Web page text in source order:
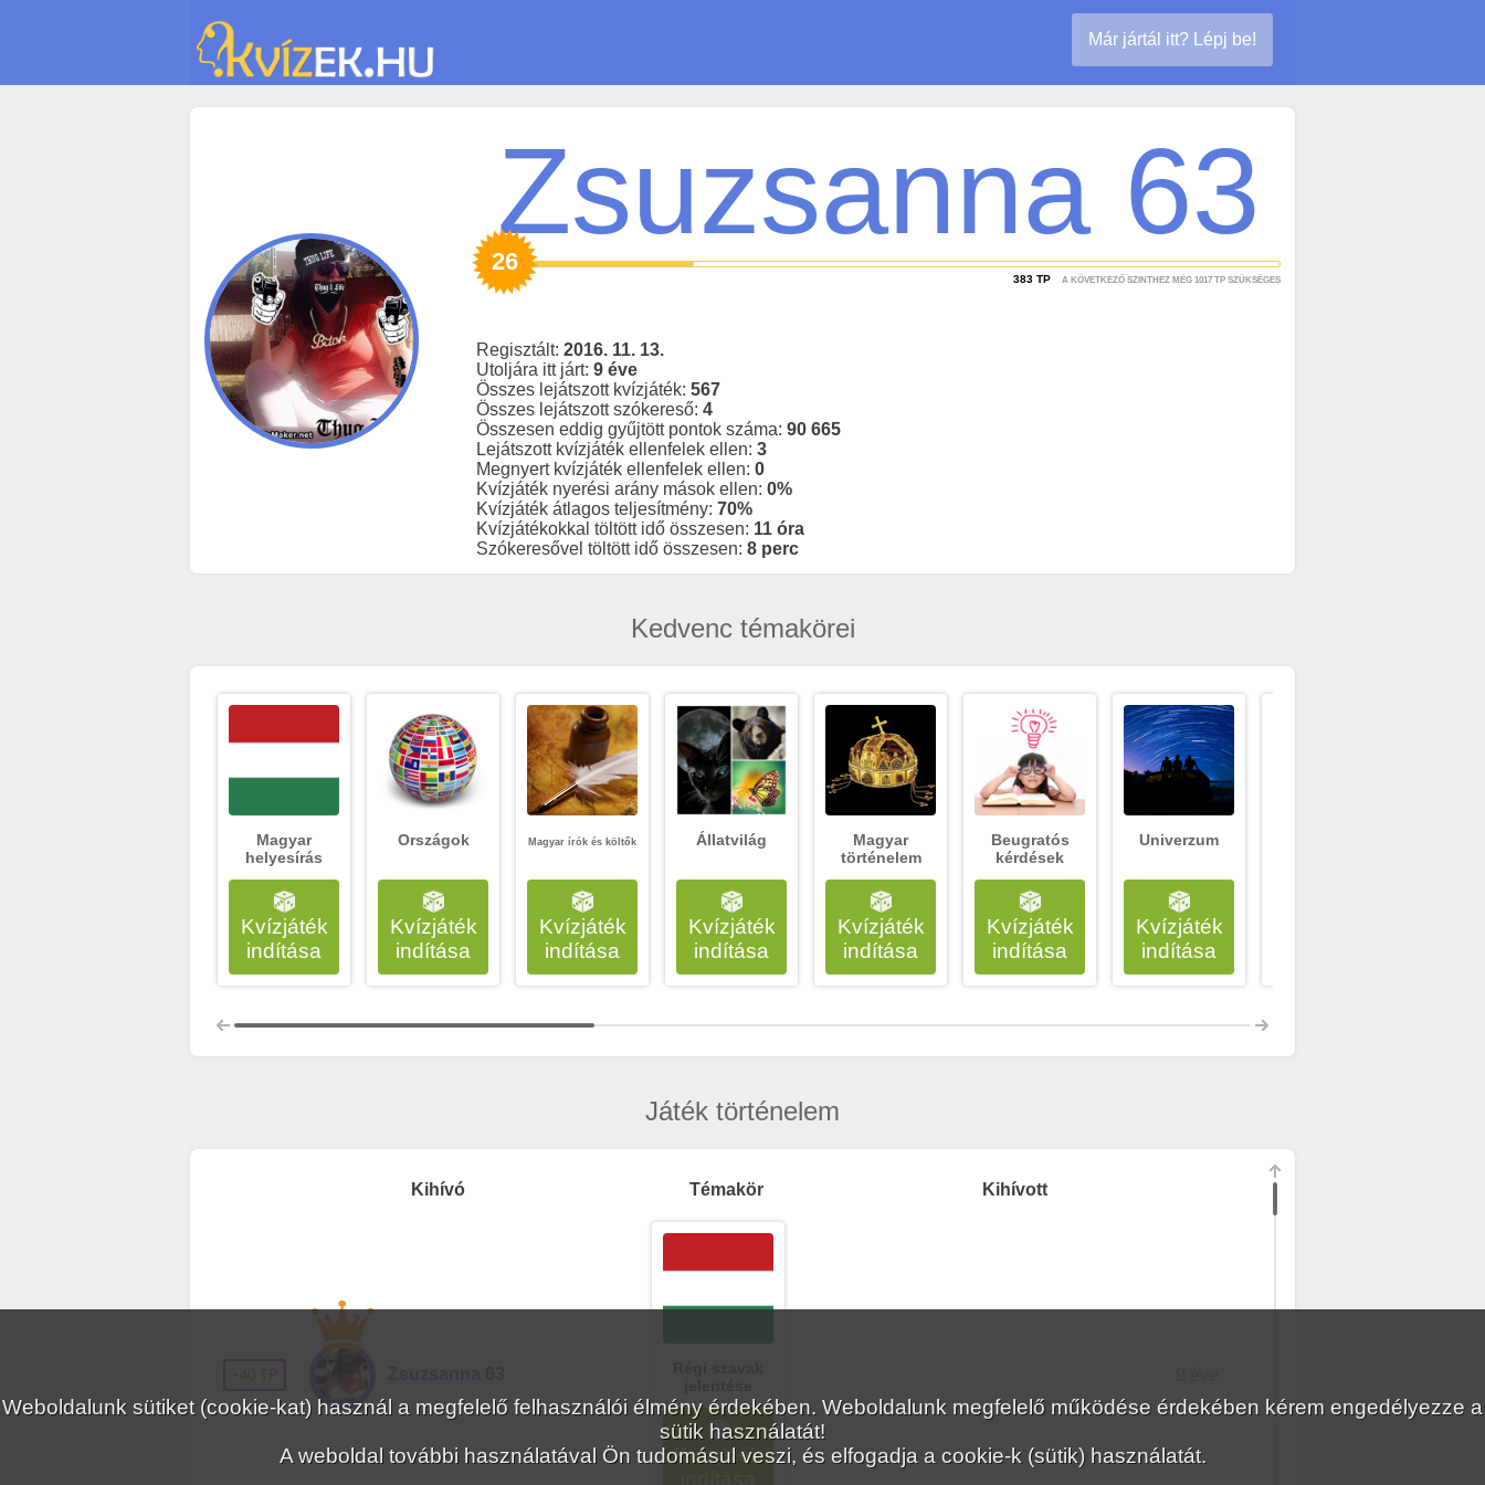
Már jártál itt? Lépj be!
Zsuzsanna 63
26
383 TP A KÖVETKEZŐ SZINTHEZ MÉG 1017 TP SZÜKSÉGES
Regisztált: 2016. 11. 13.
Utoljára itt járt: 9 éve
Összes lejátszott kvízjáték: 567
Összes lejátszott szókereső: 4
Összesen eddig gyűjtött pontok száma: 90 665
Lejátszott kvízjáték ellenfelek ellen: 3
Megnyert kvízjáték ellenfelek ellen: 0
Kvízjáték nyerési arány mások ellen: 0%
Kvízjáték átlagos teljesítmény: 70%
Kvízjátékokkal töltött idő összesen: 11 óra
Szókeresővel töltött idő összesen: 8 perc
Kedvenc témakörei
Magyar
helyesírás
Kvízjáték
indítása
Országok
Kvízjáték
indítása
Magyar írók és költők
Kvízjáték
indítása
Állatvilág
Kvízjáték
indítása
Magyar
történelem
Kvízjáték
indítása
Beugratós
kérdések
Kvízjáték
indítása
Univerzum
Kvízjáték
indítása
Játék történelem
Kihívó Témakör Kihívott
Kvízjáték
Weboldalunk sütiket (cookie-kat) használ a megfelelő felhasználói élmény érdekében. Weboldalunk megfelelő működése érdekében kérem engedélyezze a
sütik használatát!
A weboldal további használatával Ön tudomásul veszi, és elfogadja a cookie-k (sütik) használatát.